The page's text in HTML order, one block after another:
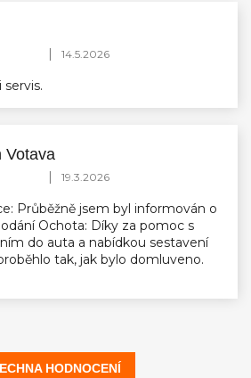
obchodu je 5 z 5 hvězdiček.
| 14.5.2026
Votava
obchodu je 5 z 5 hvězdiček.
| 19.3.2026
Průběžně jsem byl informován o
Ochota: Díky za pomoc s
do auta a nabídkou sestavení
tak, jak bylo domluveno.
HODNOCENÍ